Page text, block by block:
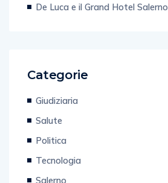
De Luca e il Grand Hotel Salerno
Categorie
Giudiziaria
Salute
Politica
Tecnologia
Salerno